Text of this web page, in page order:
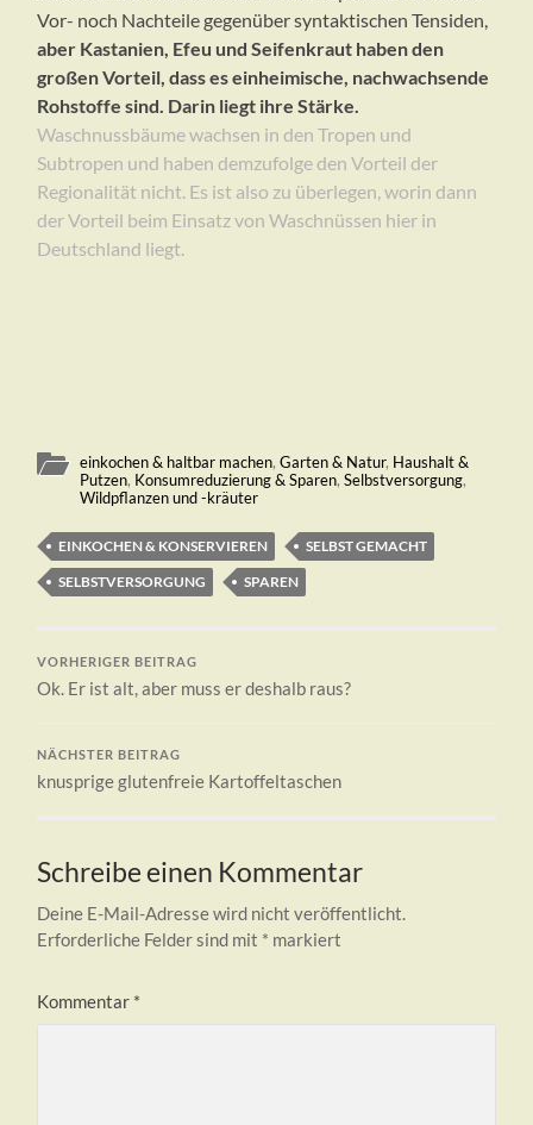
Vor- noch Nachteile gegenüber syntaktischen Tensiden,
aber Kastanien, Efeu und Seifenkraut haben den
großen Vorteil, dass es einheimische, nachwachsende
Rohstoffe sind. Darin liegt ihre Stärke.
Waschnussbäume wachsen in den Tropen und
Subtropen und haben demzufolge den Vorteil der
Regionalität nicht. Es ist also zu überlegen, worin dann
der Vorteil beim Einsatz von Waschnüssen hier in
Deutschland liegt.
einkochen & haltbar machen,Garten & Natur, Haushalt &
Putzen, Konsumreduzierung & Sparen,Selbstversorgung,
Wildpflanzen und -kräuter
EINKOCHEN & KONSERVIEREN
SELBST GEMACHT
SELBSTVERSORGUNG
SPAREN
VORHERIGER BEITRAG
Ok. Er ist alt, aber muss er deshalb raus?
NÄCHSTER BEITRAG
knusprige glutenfreie Kartoffeltaschen
Schreibe einen Kommentar
Deine E-Mail-Adresse wird nicht veröffentlicht.
Erforderliche Felder sind mit * markiert
Kommentar *